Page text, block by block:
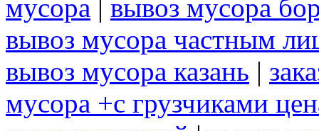
мусора | вывоз мусора
вывоз мусора частным
вывоз мусора казань |
мусора +с грузчиками